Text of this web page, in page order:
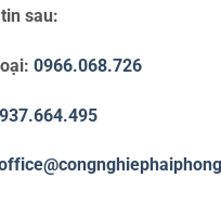
sau:
0966.068.726